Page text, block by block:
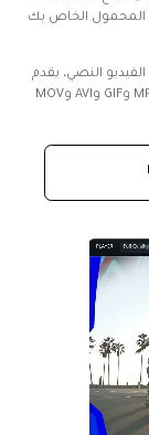
المحمول الخاص بك
النصي، يقدم
Filmora أكثر من 10 تنسيقات وسائط للتصدير، مثل MP4 وGIF وAVI وMOV